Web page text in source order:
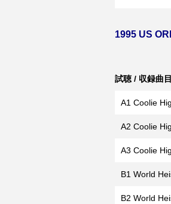
1995 US
試聴 / 収録曲目
A1 Coolie
A2 Coolie
A3 Coolie
B1 World
B2 World